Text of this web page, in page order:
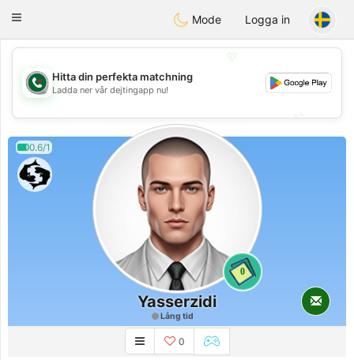
Weshrak
Toggle
Mode Logga in
💖
💕
Hitta din perfekta matchning
Ladda ner vår dejtingapp nu!
0.6/1
0
Yasserzidi
Lång tid
0